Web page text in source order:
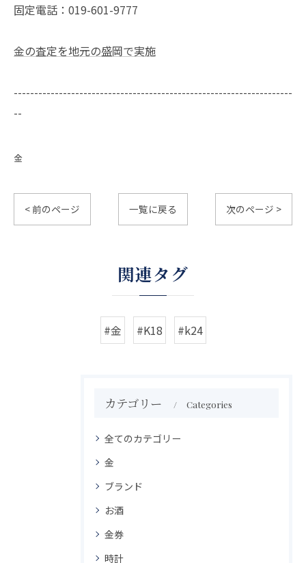
固定電話：019-601-9777
金の査定を地元の盛岡で実施
--------------------------------------------------------------------
--
金
< 前のページ 一覧に戻る 次のページ >
関連タグ
#金 #K18 #k24
カテゴリー Categories
全てのカテゴリー
金
ブランド
お酒
金券
時計